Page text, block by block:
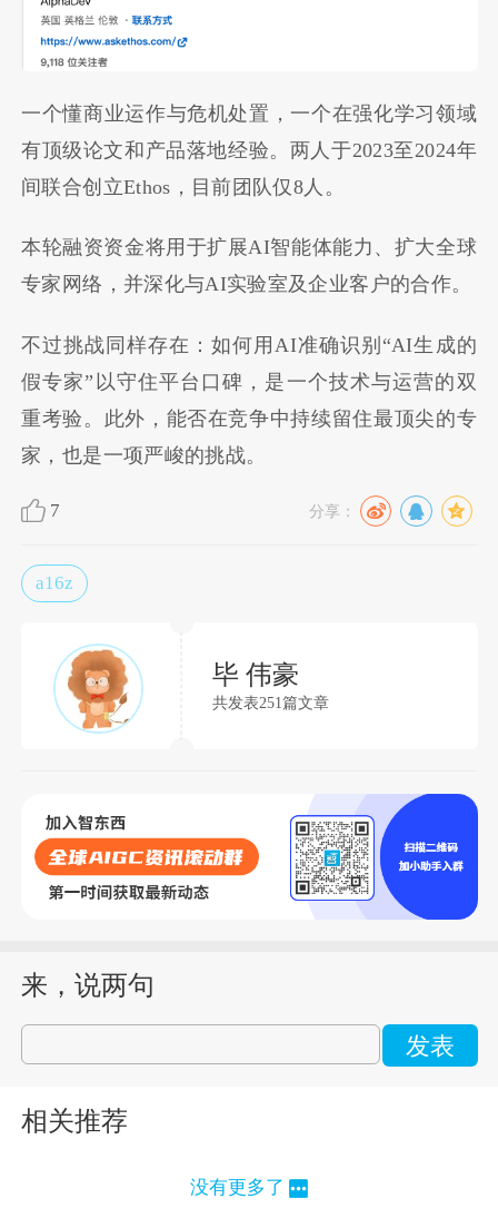
一个懂商业运作与危机处置，一个在强化学习领域
有顶级论文和产品落地经验。两人于2023至2024年
间联合创立Ethos，目前团队仅8人。
本轮融资资金将用于扩展AI智能体能力、扩大全球
专家网络，并深化与AI实验室及企业客户的合作。
不过挑战同样存在：如何用AI准确识别“AI生成的
假专家”以守住平台口碑，是一个技术与运营的双
重考验。此外，能否在竞争中持续留住最顶尖的专
家，也是一项严峻的挑战。
7 分享：
a16z
毕 伟豪
共发表251篇文章
来，说两句
发表
相关推荐
没有更多了